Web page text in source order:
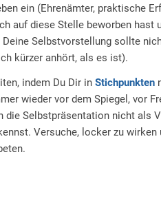
ein (Ehrenämter, praktische
auf diese Stelle beworben hast
Selbstvorstellung sollte
kürzer anhört, als es ist).
indem Du Dir in Stichpunkten
wieder vor dem Spiegel, vor
die Selbstpräsentation nicht als
Versuche, locker zu wirken